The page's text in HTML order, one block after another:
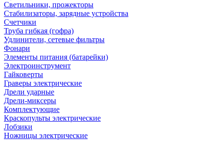
Светильники, прожекторы
Стабилизаторы, зарядные устройства
Счетчики
Труба гибкая (гофра)
Удлинители, сетевые фильтры
Фонари
Элементы питания (батарейки)
Электроинструмент
Гайковерты
Граверы электрические
Дрели ударные
Дрели-миксеры
Комплектующие
Краскопульты электрические
Лобзики
Ножницы электрические